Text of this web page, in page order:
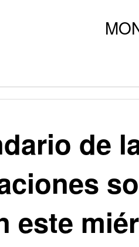
de
este